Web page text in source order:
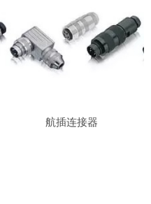
航插连接器